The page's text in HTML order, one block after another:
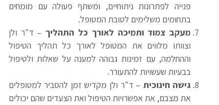
פנייה לפתרונות ניתוחיים, ומשתף פעולה עם מומחים
בתחומים משלימים לטובת המטופל.
מעקב צמוד ותמיכה לאורך כל התהליך – ד"ר ולן
וצוותו מלווים את המטופל לאורך כל תהליך הטיפול
וההחלמה, עם זמינות גבוהה למענה על שאלות ולטיפול
בבעיות שעשויות להתעורר.
גישה חינוכית – ד"ר ולן מקדיש זמן להסביר למטופלים
את מצבם, את אפשרויות הטיפול ואת הצעדים שהם יכולים